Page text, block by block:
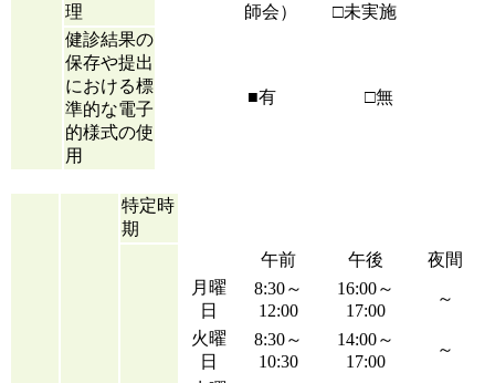
理
師会） □未実施
健診結果の
保存や提出
における標
準的な電子
的様式の使
用
■有 □無
特定時
期
午前
午後
夜間
月曜
日
8:30～
12:00
16:00～
17:00
～
火曜
日
8:30～
10:30
14:00～
17:00
～